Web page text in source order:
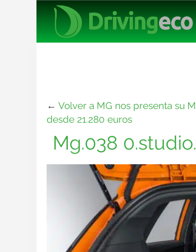
← Volver a MG nos presenta su
desde 21.280 euros
Mg.038